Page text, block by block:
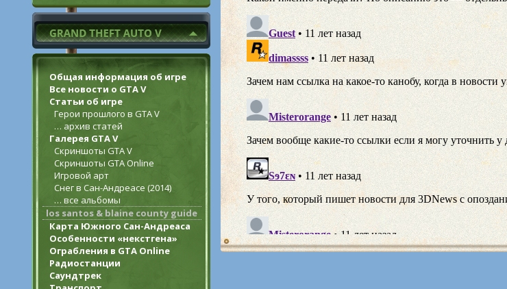
Общая информация об игре
Все новости о GTA V
Статьи об игре
Герои прошлого в GTA V
… архив статей
Галерея GTA V
Скриншоты GTA V
Скриншоты GTA Online
Игровой арт
Снег в Сан-Андреасе (2014)
… все альбомы
los santos & blaine county guide
Карта Южного Сан-Андреаса
Особенности «некстгена»
Ограбления в GTA Online
Радиостанции
Саундтрек